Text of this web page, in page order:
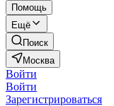
Помощь
Ещё
Поиск
Москва
Войти
Войти
Зарегистрироваться